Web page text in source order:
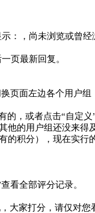
：
，尚未浏览或曾
页最新回复。
页面左边各个用户
的，或者点击“自定
他的用户组还没来得
的积分），现在实行
看全部评分记录。
大家打分，请仅对您